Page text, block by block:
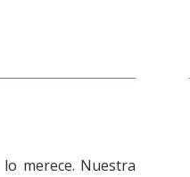
merece. Nuestra